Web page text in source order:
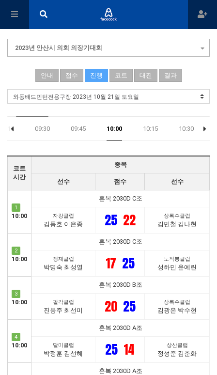
2023년 안산시 의회 의장기대회
안내 접수 진행 코트 대진 결과
09:30 09:45 10:00 10:15 10:30
코트
시간
종목
선수 점수 선수
1
10:00
혼복 2030D C조
자강클럽
김동호 이은종 25 22 상록수클럽
김민철 김나현
2
10:00
혼복 2030D C조
정재클럽
박명숙 최성열 17 25 노적봉클럽
성하민 윤예린
3
10:00
혼복 2030D B조
팔각클럽
진봉주 최선미 20 25 상록수클럽
김광은 박수현
4
10:00
혼복 2030D A조
달미클럽
박정훈 김선혜 25 14 상산클럽
정성준 김춘화
혼복 2030D A조